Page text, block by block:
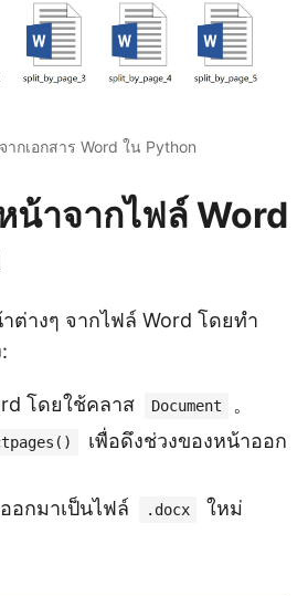
ากเอกสาร Word ใน Python
น้าจากไฟล์ Word
ต่างๆ จากไฟล์ Word โดยทำ
โดยใช้คลาส Document
。
เพื่อดึงช่วงของหน้าออก
อกมาเป็นไฟล์
.docx ใหม่